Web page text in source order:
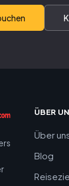
ÜBER
Über
Blog